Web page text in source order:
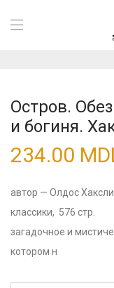
Остров.
и богиня.
234.00
автор — Олдос
классики, 576 стр.
загадочное и
котором н